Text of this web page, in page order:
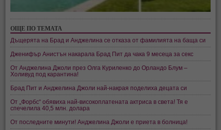
ОЩЕ ПО ТЕМАТА
Дъщерята на Брад и Анджелина се отказа от фамилията на баща си
Дженифър Анистън накарала Брад Пит да чака 9 месеца за секс
От Анджелина Джоли през Олга Куриленко до Орландо Блум –
Холивуд под карантина!
Брад Пит и Анджелина Джоли най-накрая поделиха децата си
От „Форбс“ обявиха най-високоплатената актриса в света! Тя е
спечелила 40,5 млн. долара
От последните минути! Анджелина Джоли е приета в болница!